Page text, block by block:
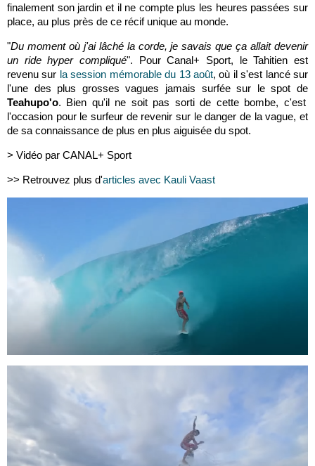
finalement son jardin et il ne compte plus les heures passées sur
place, au plus près de ce récif unique au monde.
"Du moment où j'ai lâché la corde, je savais que ça allait devenir
un ride hyper compliqué". Pour Canal+ Sport, le Tahitien est
revenu sur la session mémorable du 13 août, où il s'est lancé sur
l'une des plus grosses vagues jamais surfée sur le spot de
Teahupo'o. Bien qu'il ne soit pas sorti de cette bombe, c'est
l'occasion pour le surfeur de revenir sur le danger de la vague, et
de sa connaissance de plus en plus aiguisée du spot.
> Vidéo par CANAL+ Sport
>> Retrouvez plus d'articles avec Kauli Vaast